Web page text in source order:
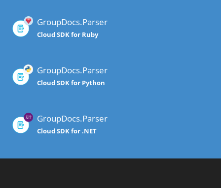
GroupDocs.Parser
Cloud SDK for Ruby
GroupDocs.Parser
Cloud SDK for Python
GroupDocs.Parser
Cloud SDK for .NET